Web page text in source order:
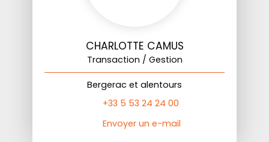
CHARLOTTE CAMUS
Transaction / Gestion
Bergerac et alentours
+33 5 53 24 24 00
Envoyer un e-mail